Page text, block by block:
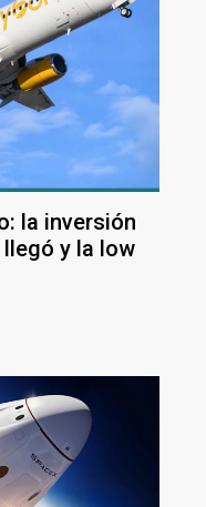
la inversión
llegó y la low